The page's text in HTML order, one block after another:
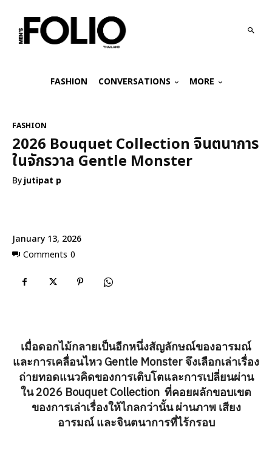
FASHION CONVERSATIONS MORE
January 13, 2026
Comments 0
FASHION
2026 Bouquet Collection จินตนาการ
ในจักรวาล Gentle Monster
Byjutipat p
เมื่อดอกไม้กลายเป็นอีกหนึ่งสัญลักษณ์ของอารมณ์
และการเคลื่อนไหว Gentle Monster จึงเลือกเล่าเรื่อง
ถ่ายทอดแนวคิดของการเติบโตและการเปลี่ยนผ่าน
ใน 2026 Bouquet Collection ที่คอยผลักขอบเขต
ของการเล่าเรื่องให้ไกลกว่านั้น ผ่านภาพ เสียง
อารมณ์ และจินตนาการที่ไร้กรอบ